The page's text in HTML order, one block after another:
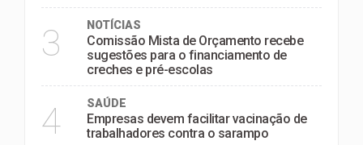
3 NOTÍCIAS
Comissão Mista de Orçamento recebe
sugestões para o financiamento de
creches e pré-escolas
4 SAÚDE
Empresas devem facilitar vacinação de
trabalhadores contra o sarampo